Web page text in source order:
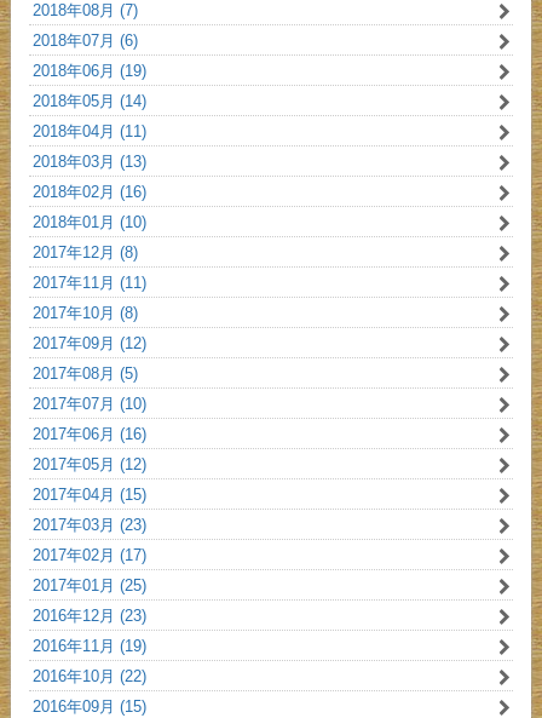
2018年08月 (7)
2018年07月 (6)
2018年06月 (19)
2018年05月 (14)
2018年04月 (11)
2018年03月 (13)
2018年02月 (16)
2018年01月 (10)
2017年12月 (8)
2017年11月 (11)
2017年10月 (8)
2017年09月 (12)
2017年08月 (5)
2017年07月 (10)
2017年06月 (16)
2017年05月 (12)
2017年04月 (15)
2017年03月 (23)
2017年02月 (17)
2017年01月 (25)
2016年12月 (23)
2016年11月 (19)
2016年10月 (22)
2016年09月 (15)